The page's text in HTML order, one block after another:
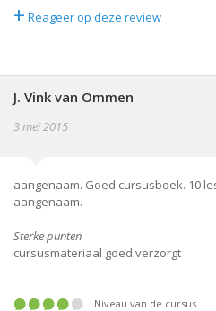
+ Reageer op deze review
J. Vink van Ommen
3 mei 2015
aangenaam. Goed cursusboek. 10
aangenaam.
Sterke punten
cursusmateriaal goed verzorgt
Niveau van de cursus